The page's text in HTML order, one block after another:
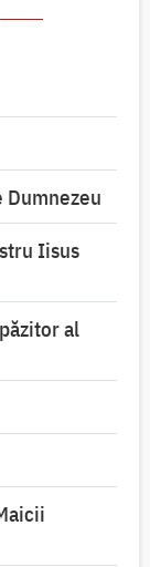
Dumnezeu
Iisus
al